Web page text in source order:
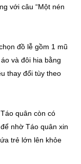
với câu “Một nén
đồ lễ gồm 1 mũ
và đôi hia bằng
thay đổi tùy theo
quân còn có
nhờ Táo quân xin
trẻ lớn lên khỏe